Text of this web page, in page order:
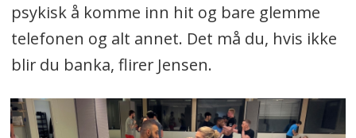
psykisk å komme inn hit og bare glemme
telefonen og alt annet. Det må du, hvis ikke
blir du banka, flirer Jensen.